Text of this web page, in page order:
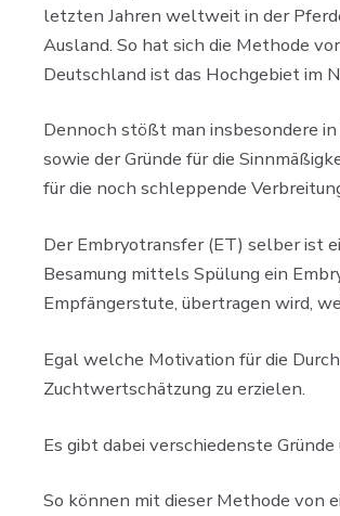
letzten Jahren weltweit in der
Ausland. So hat sich die Methode
Deutschland ist das Hochgebiet im
Dennoch stößt man insbesondere
sowie der Gründe für die
für die noch schleppende
Der Embryotransfer (ET) selber ist
Besamung mittels Spülung ein
Empfängerstute, übertragen wird,
Egal welche Motivation für die
Zuchtwertschätzung zu erzielen.
Es gibt dabei verschiedenste
So können mit dieser Methode von